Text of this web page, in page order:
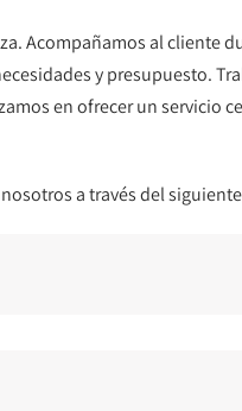
Acompañamos al cliente
y presupuesto.
en ofrecer un servicio
a través del